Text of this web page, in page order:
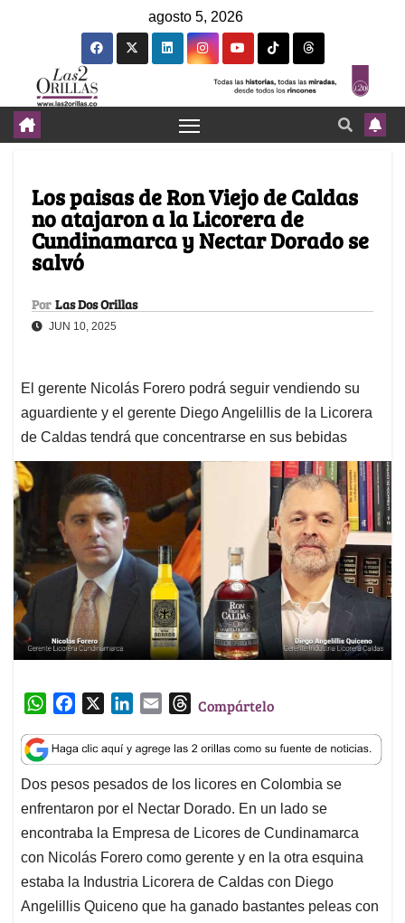
agosto 5, 2026
Los paisas de Ron Viejo de Caldas
no atajaron a la Licorera de
Cundinamarca y Nectar Dorado se
salvó
Por Las Dos Orillas
JUN 10, 2025
El gerente Nicolás Forero podrá seguir vendiendo su
aguardiente y el gerente Diego Angelillis de la Licorera
de Caldas tendrá que concentrarse en sus bebidas
W
a
t
s
A
p
p
c
e
b
o
o
k
n
k
e
d
I
n
a
i
l
T
r
e
a
d
s
Compártelo
Dos pesos pesados de los licores en Colombia se
enfrentaron por el Nectar Dorado. En un lado se
encontraba la Empresa de Licores de Cundinamarca
con Nicolás Forero como gerente y en la otra esquina
estaba la Industria Licorera de Caldas con Diego
Angelillis Quiceno que ha ganado bastantes peleas con